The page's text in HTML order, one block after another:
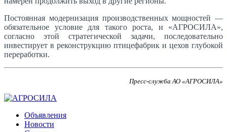
Постоянная модернизация производственных мощностей —
обязательное условие для такого роста, и «АГРОСИЛА»,
согласно этой стратегической задачи, последовательно
инвестирует в реконструкцию птицефабрик и цехов глубокой
переработки.
Пресс-служба АО «АГРОСИЛА»
Объявления
Новости